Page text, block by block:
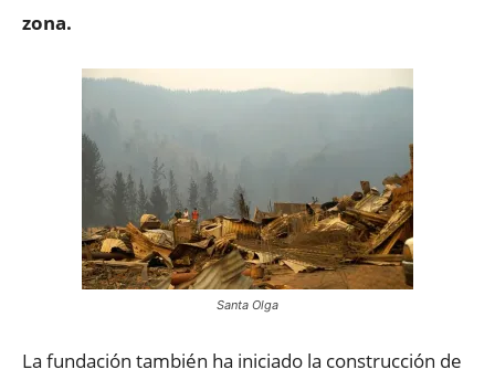
zona.
Santa Olga
La fundación también ha iniciado la construcción de